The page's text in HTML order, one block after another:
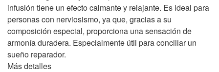
infusión tiene un efecto calmante y relajante. Es ideal para
personas con nerviosismo, ya que, gracias a su
composición especial, proporciona una sensación de
armonía duradera. Especialmente útil para conciliar un
sueño reparador.
Más detalles